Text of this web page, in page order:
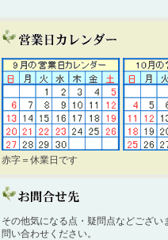
赤字＝休業日です
その他気になる点・疑問点などござい
問い合わせください。